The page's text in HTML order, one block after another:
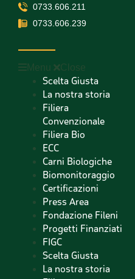
0733.606.211
0733.606.239
Menu Close
Scelta Giusta
La nostra storia
Filiera
Convenzionale
Filiera Bio
ECC
Carni Biologiche
Biomonitoraggio
Certificazioni
Press Area
Fondazione Fileni
Progetti Finanziati
FIGC
Scelta Giusta
La nostra storia